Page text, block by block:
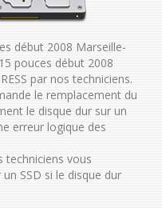
début 2008 Marseille-
pouces début 2008
par nos techniciens.
le remplacement du
le disque dur sur un
erreur logique des
techniciens vous
SSD si le disque dur